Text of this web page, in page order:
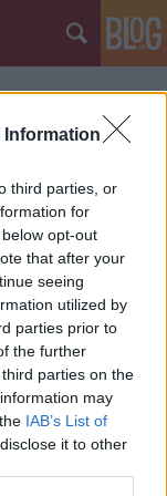
Information
third parties, or
for
opt-out
that after your
seeing
utilized by
parties prior to
the further
parties on the
may
IAB’s List of
it to other
jegyet
jegyet
-
A biztonság
a jegyről (ki
jegyet